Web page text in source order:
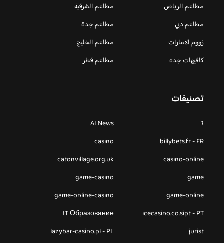
مطاعم الرياض
مطاعم الشرقية
مطاعم دبي
مطاعم جدة
زووم الامارات
مطاعم الخليج
كافيهات جده
مطاعم قطر
تصنيفات
1
AI News
billybets.fr - FR
casino
casino-online
catonvillage.org.uk
game
game-casino
game-online
game-online-casino
icecasino.co.sipt - PT
IT Образование
jurist
lazybar-casino.pl - PL